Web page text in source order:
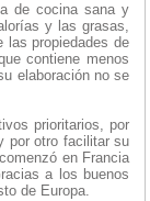
de cocina sana y
y las grasas,
las propiedades de
contiene menos
elaboración no se
prioritarios, por
por otro facilitar su
en Francia
a los buenos
de Europa.